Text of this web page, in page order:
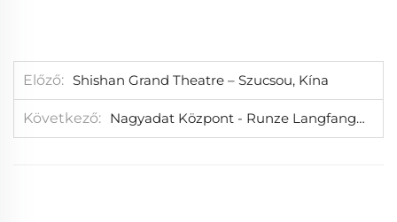
Előző Shishan Grand Theatre – Szucsou, Kína
Következő Nagyadat Központ - Runze Langfang, Kína